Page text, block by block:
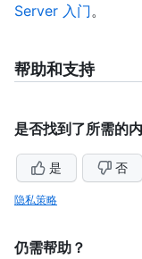
Server 入门。
帮助和支持
是否找到了所需的
是 否
隐私策略
仍需帮助？